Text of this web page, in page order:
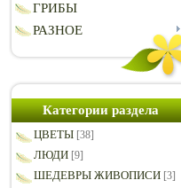
ГРИБЫ
РАЗНОЕ
Категории раздела
ЦВЕТЫ [38]
ЛЮДИ [9]
ШЕДЕВРЫ ЖИВОПИСИ [3]